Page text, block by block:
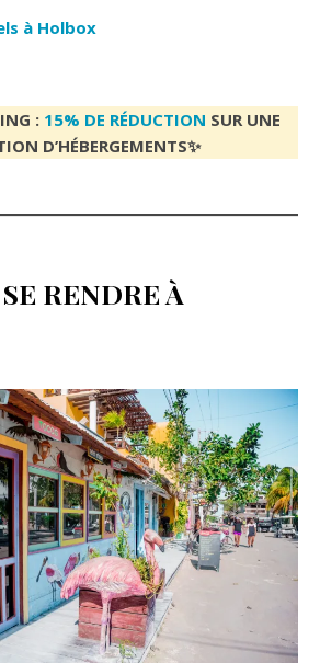
à Holbox
: 15% DE RÉDUCTION SUR UNE
D’HÉBERGEMENTS✨
RENDRE À